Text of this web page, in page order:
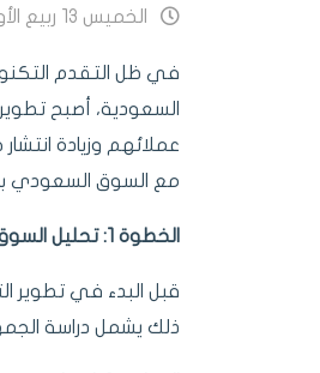
الخميس 13 ربيع الأول 1445 ه
في ظل التقدم
السعودية، أصبح تطوير
عملائهم وزيادة
مع السوق السعودي
الخطوة 1: تحليل السوق واحتياجات العملاء
قبل البدء في تطوير
ذلك يشمل دراسة